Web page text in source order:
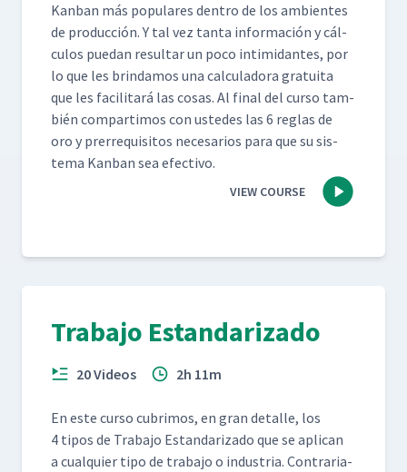
Kan­ban más pop­u­lares den­tro de los ambi­entes
de pro­duc­ción. Y tal vez tan­ta infor­ma­ción y cál­
cu­los puedan resul­tar un poco intim­i­dantes, por
lo que les brindamos una cal­cu­lado­ra gra­tui­ta
que les facil­i­tará las cosas. Al final del cur­so tam­
bién com­par­ti­mos con ust­edes las 6 reglas de
oro y pre­rreq­ui­si­tos nece­sar­ios para que su sis­
tema Kan­ban sea efectivo.
VIEW COURSE
Trabajo Estandarizado
20 Videos 2h 11m
En este cur­so cub­ri­mos, en gran detalle, los
4 tipos de Tra­ba­jo Estandariza­do que se apli­can
a cualquier tipo de tra­ba­jo o indus­tria. Con­trari­a­